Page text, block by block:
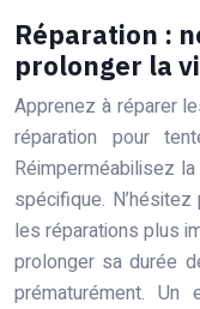
Réparation :
prolonger la
Apprenez à réparer
réparation pour
Réimperméabilisez
spécifique.
les réparations plus
prolonger sa durée
prématurément.